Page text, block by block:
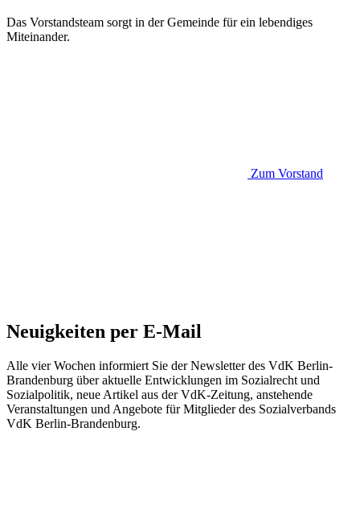
Das Vorstandsteam sorgt in der Gemeinde für ein lebendiges
Miteinander.
Zum Vorstand
Neuigkeiten per E-Mail
Alle vier Wochen informiert Sie der Newsletter des VdK Berlin-
Brandenburg über aktuelle Entwicklungen im Sozialrecht und
Sozialpolitik, neue Artikel aus der VdK-Zeitung, anstehende
Veranstaltungen und Angebote für Mitglieder des Sozialverbands
VdK Berlin-Brandenburg.